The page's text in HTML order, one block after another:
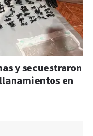
y secuestraron
en